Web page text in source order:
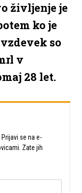
življenje je
ko je
so
v
28 let.
se na e-
Zate jih